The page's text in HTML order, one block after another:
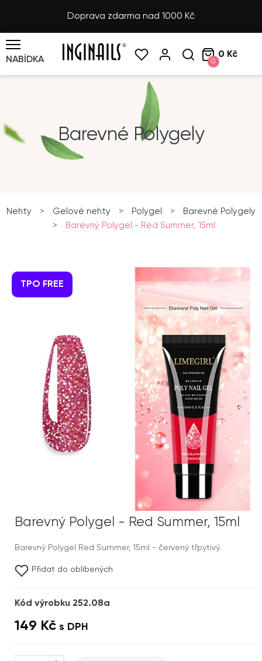
Doprava zdarma nad 1000 Kč
NABÍDKA 0
0 Kč
Barevné Polygely
Nehty > Gelové nehty > Polygel >
Barevné Polygely
>
Barevný Polygel - Red Summer, 15ml
TPO FREE
Barevný Polygel - Red Summer, 15ml
Barevný Polygel Red Summer, 15ml - červený třpytivý.
Přidat do oblíbených
Kód výrobku 252.08a
149 Kč s DPH